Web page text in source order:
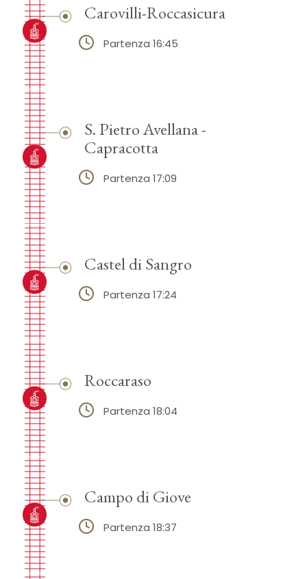
Carovilli-Roccasicura
Partenza 16:45
S. Pietro Avellana -
Capracotta
Partenza 17:09
Castel di Sangro
Partenza 17:24
Roccaraso
Partenza 18:04
Campo di Giove
Partenza 18:37